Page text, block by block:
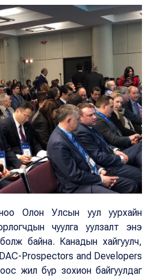
Олон Улсын уул уурхайн
чуулга уулзалт энэ
байна. Канадын хайгуулч,
Prospectors and Developers
жил бүр зохион байгуулдаг